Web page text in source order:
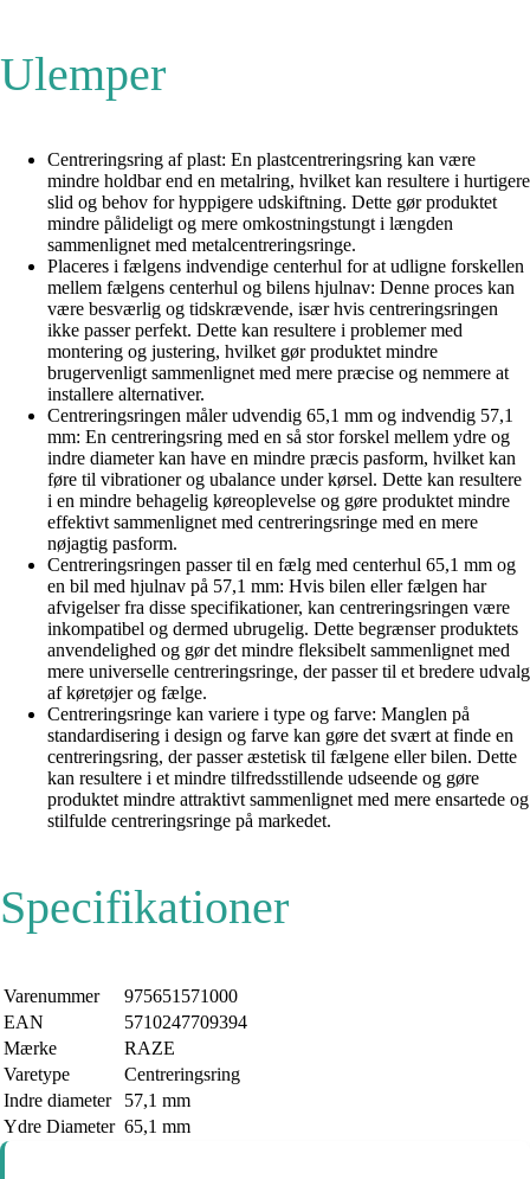
Ulemper
Centreringsring af plast: En plastcentreringsring kan være
mindre holdbar end en metalring, hvilket kan resultere i hurtigere
slid og behov for hyppigere udskiftning. Dette gør produktet
mindre pålideligt og mere omkostningstungt i længden
sammenlignet med metalcentreringsringe.
Placeres i fælgens indvendige centerhul for at udligne forskellen
mellem fælgens centerhul og bilens hjulnav: Denne proces kan
være besværlig og tidskrævende, især hvis centreringsringen
ikke passer perfekt. Dette kan resultere i problemer med
montering og justering, hvilket gør produktet mindre
brugervenligt sammenlignet med mere præcise og nemmere at
installere alternativer.
Centreringsringen måler udvendig 65,1 mm og indvendig 57,1
mm: En centreringsring med en så stor forskel mellem ydre og
indre diameter kan have en mindre præcis pasform, hvilket kan
føre til vibrationer og ubalance under kørsel. Dette kan resultere
i en mindre behagelig køreoplevelse og gøre produktet mindre
effektivt sammenlignet med centreringsringe med en mere
nøjagtig pasform.
Centreringsringen passer til en fælg med centerhul 65,1 mm og
en bil med hjulnav på 57,1 mm: Hvis bilen eller fælgen har
afvigelser fra disse specifikationer, kan centreringsringen være
inkompatibel og dermed ubrugelig. Dette begrænser produktets
anvendelighed og gør det mindre fleksibelt sammenlignet med
mere universelle centreringsringe, der passer til et bredere udvalg
af køretøjer og fælge.
Centreringsringe kan variere i type og farve: Manglen på
standardisering i design og farve kan gøre det svært at finde en
centreringsring, der passer æstetisk til fælgene eller bilen. Dette
kan resultere i et mindre tilfredsstillende udseende og gøre
produktet mindre attraktivt sammenlignet med mere ensartede og
stilfulde centreringsringe på markedet.
Specifikationer
Varenummer
975651571000
EAN
5710247709394
Mærke
RAZE
Varetype
Centreringsring
Indre diameter
57,1 mm
Ydre Diameter 65,1 mm